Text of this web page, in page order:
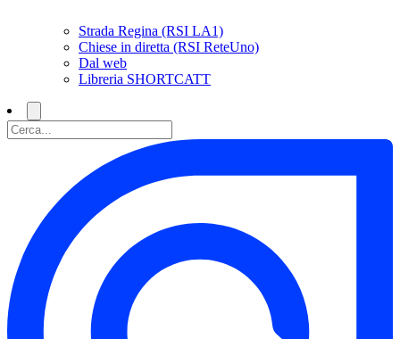
Strada Regina (RSI LA1)
Chiese in diretta (RSI ReteUno)
Dal web
Libreria SHORTCATT